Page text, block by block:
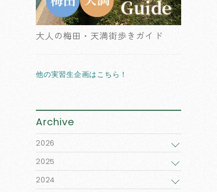
大人の梅田・天満街歩きガイド
他の実習生企画はこちら！
Archive
2026
2025
2024